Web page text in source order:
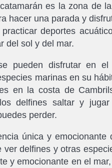
es la zona de
hacer una parada y
deportes
del sol y del mar.
pueden disfrutar en el
marinas en su
en la costa de
delfines saltar y jugar
perder.
única y emocionante
delfines y otras
y emocionante en el mar,